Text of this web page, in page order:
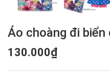
Áo choàng đi biển
130.000₫